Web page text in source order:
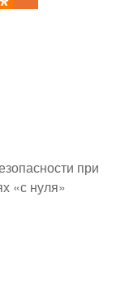
при
«с нуля»